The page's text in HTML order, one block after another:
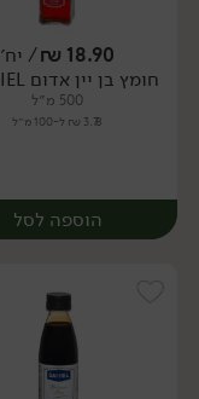
יח׳
18.90
₪/ יח׳
חומץ בן יין אדום DANIEL
500 מ״ל
3.78 ₪ ל-100 מ״ל
הוספה לסל